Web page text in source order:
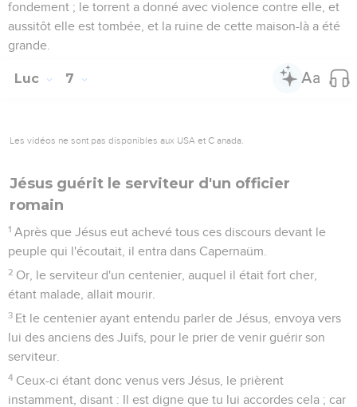
fondement ; le torrent a donné avec violence contre elle, et
aussitôt elle est tombée, et la ruine de cette maison-là a été
grande.
Luc 7
Les vidéos ne sont pas disponibles aux USA et C anada.
Jésus guérit le serviteur d'un officier
romain
1 Après que Jésus eut achevé tous ces discours devant le
peuple qui l'écoutait, il entra dans Capernaüm.
2 Or, le serviteur d'un centenier, auquel il était fort cher,
étant malade, allait mourir.
3 Et le centenier ayant entendu parler de Jésus, envoya vers
lui des anciens des Juifs, pour le prier de venir guérir son
serviteur.
4 Ceux-ci étant donc venus vers Jésus, le prièrent
instamment, disant : Il est digne que tu lui accordes cela ; car